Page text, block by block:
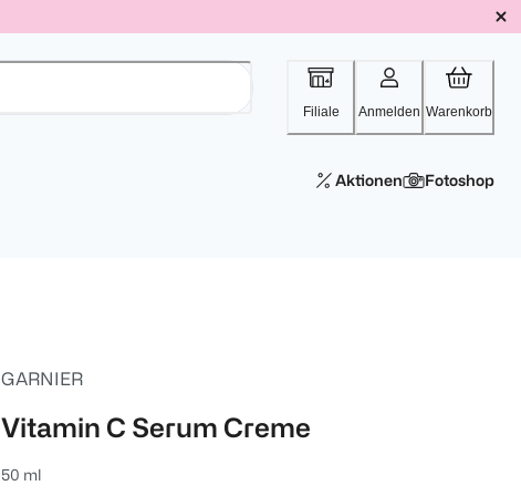
Filiale Anmelden Warenkorb
Aktionen Fotoshop
GARNIER
Vitamin C Serum Creme
50 ml